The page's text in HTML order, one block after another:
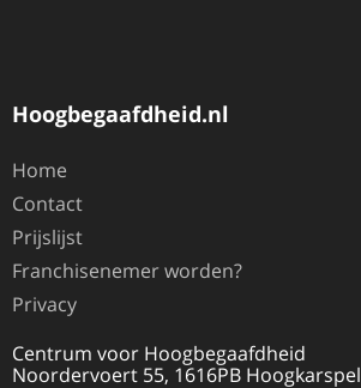
Hoogbegaafdheid.nl
Home
Contact
Prijslijst
Franchisenemer worden?
Privacy
Centrum voor Hoogbegaafdheid
Noordervoert 55, 1616PB Hoogkarspel